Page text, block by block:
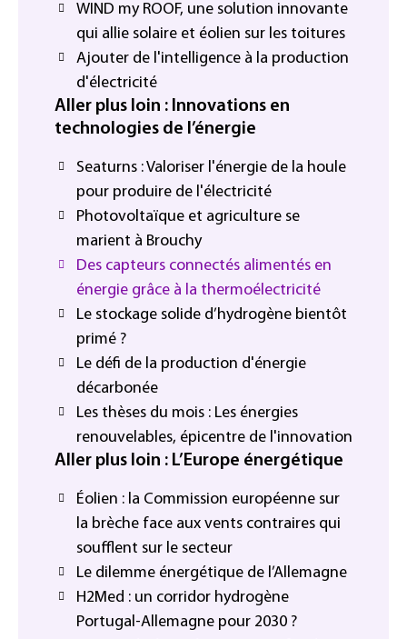
WIND my ROOF, une solution innovante
qui allie solaire et éolien sur les toitures
Ajouter de l'intelligence à la production
d'électricité
Aller plus loin : Innovations en
technologies de l’énergie
Seaturns : Valoriser l'énergie de la houle
pour produire de l'électricité
Photovoltaïque et agriculture se
marient à Brouchy
Des capteurs connectés alimentés en
énergie grâce à la thermoélectricité
Le stockage solide d’hydrogène bientôt
primé ?
Le défi de la production d'énergie
décarbonée
Les thèses du mois : Les énergies
renouvelables, épicentre de l'innovation
Aller plus loin : L’Europe énergétique
Éolien : la Commission européenne sur
la brèche face aux vents contraires qui
soufflent sur le secteur
Le dilemme énergétique de l’Allemagne
H2Med : un corridor hydrogène
Portugal-Allemagne pour 2030 ?